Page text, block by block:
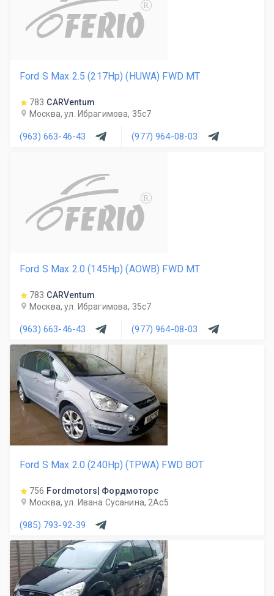
R
Ford S Max 2.5 (217Hp) (HUWA) FWD MT
783 CARVentum
Москва, ул. Ибрагимова, 35с7
(963) 663-46-43 (977) 964-08-03
R
Ford S Max 2.0 (145Hp) (AOWB) FWD MT
783 CARVentum
Москва, ул. Ибрагимова, 35с7
(963) 663-46-43 (977) 964-08-03
Ford S Max 2.0 (240Hp) (TPWA) FWD BOT
756 Fordmotors| Фордмоторс
Москва, ул. Ивана Сусанина, 2Ас5
(985) 793-92-39